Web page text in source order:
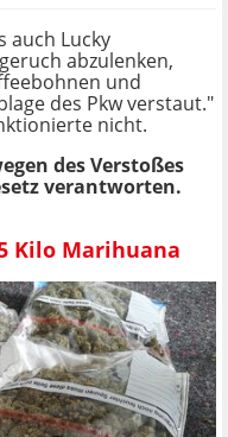
auch Lucky
abzulenken,
und
des Pkw verstaut."
nicht.
des Verstoßes
verantworten.
Kilo Marihuana